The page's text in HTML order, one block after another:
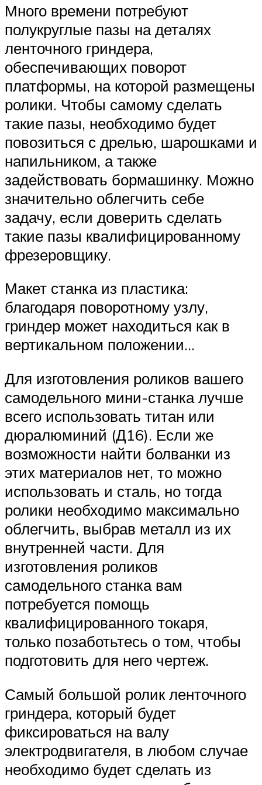
Много времени потребуют
полукруглые пазы на деталях
ленточного гриндера,
обеспечивающих поворот
платформы, на которой размещены
ролики. Чтобы самому сделать
такие пазы, необходимо будет
повозиться с дрелью, шарошками и
напильником, а также
задействовать бормашинку. Можно
значительно облегчить себе
задачу, если доверить сделать
такие пазы квалифицированному
фрезеровщику.
Макет станка из пластика:
благодаря поворотному узлу,
гриндер может находиться как в
вертикальном положении…
Для изготовления роликов вашего
самодельного мини-станка лучше
всего использовать титан или
дюралюминий (Д16). Если же
возможности найти болванки из
этих материалов нет, то можно
использовать и сталь, но тогда
ролики необходимо максимально
облегчить, выбрав металл из их
внутренней части. Для
изготовления роликов
самодельного станка вам
потребуется помощь
квалифицированного токаря,
только позаботьтесь о том, чтобы
подготовить для него чертеж.
Самый большой ролик ленточного
гриндера, который будет
фиксироваться на валу
электродвигателя, в любом случае
необходимо будет сделать из